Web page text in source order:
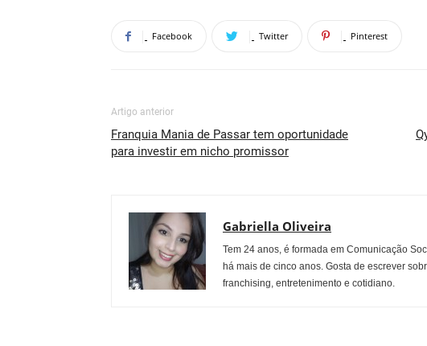
Facebook Twitter Pinterest
Artigo anterior
Franquia Mania de Passar tem oportunidade
para investir em nicho promissor
Gabriella Oliveira
Tem 24 anos, é formada em Comunicação
há mais de cinco anos. Gosta de escrever
franchising, entretenimento e cotidiano.